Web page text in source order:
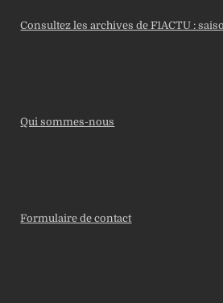
Consultez les archives de F1ACTU :
Qui sommes-nous
Formulaire de contact